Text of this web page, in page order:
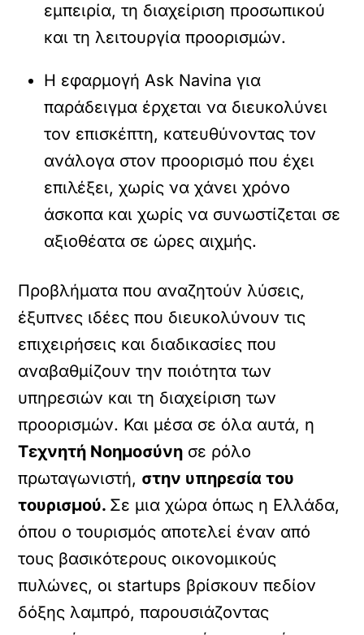
εμπειρία, τη διαχείριση προσωπικού
και τη λειτουργία προορισμών.
Η εφαρμογή Ask Navina για
παράδειγμα έρχεται να διευκολύνει
τον επισκέπτη, κατευθύνοντας τον
ανάλογα στον προορισμό που έχει
επιλέξει, χωρίς να χάνει χρόνο
άσκοπα και χωρίς να συνωστίζεται σε
αξιοθέατα σε ώρες αιχμής.
Προβλήματα που αναζητούν λύσεις,
έξυπνες ιδέες που διευκολύνουν τις
επιχειρήσεις και διαδικασίες που
αναβαθμίζουν την ποιότητα των
υπηρεσιών και τη διαχείριση των
προορισμών. Και μέσα σε όλα αυτά, η
Τεχνητή Νοημοσύνη σε ρόλο
πρωταγωνιστή, στην υπηρεσία του
τουρισμού. Σε μια χώρα όπως η Ελλάδα,
όπου ο τουρισμός αποτελεί έναν από
τους βασικότερους οικονομικούς
πυλώνες, οι startups βρίσκουν πεδίον
δόξης λαμπρό, παρουσιάζοντας